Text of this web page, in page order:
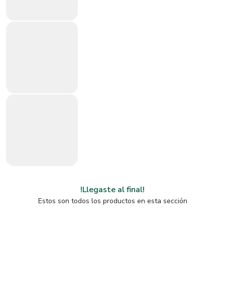
!Llegaste al final!
Estos son todos los productos en esta sección